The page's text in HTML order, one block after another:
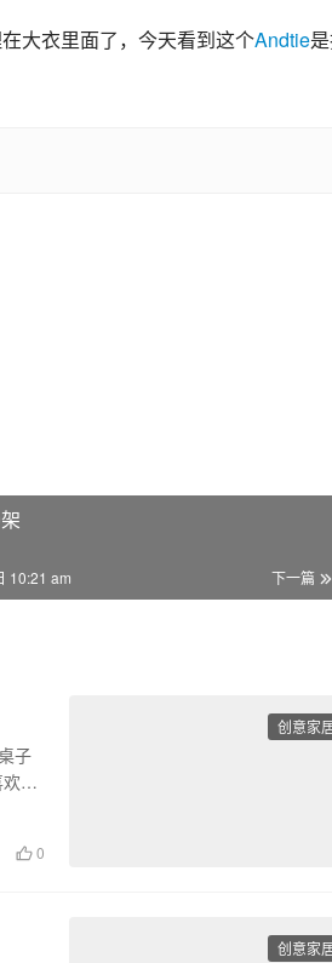
大衣里面了，今天看到这个Andtie
下一篇
10:21 am
创意家
子
，
0
创意家